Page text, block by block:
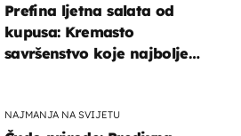
Prefina ljetna salata od
kupusa: Kremasto
savršenstvo koje najbolje
NAJMANJA NA SVIJETU